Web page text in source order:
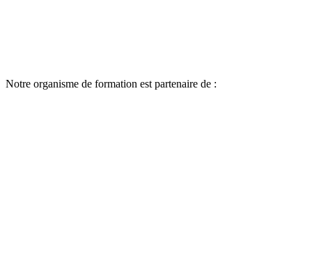
Notre organisme de formation est partenaire de :